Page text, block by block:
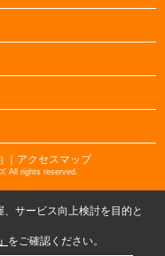
｜アクセスマップ
All rights reserved.
サービス向上検討を目的と
をご確認ください。